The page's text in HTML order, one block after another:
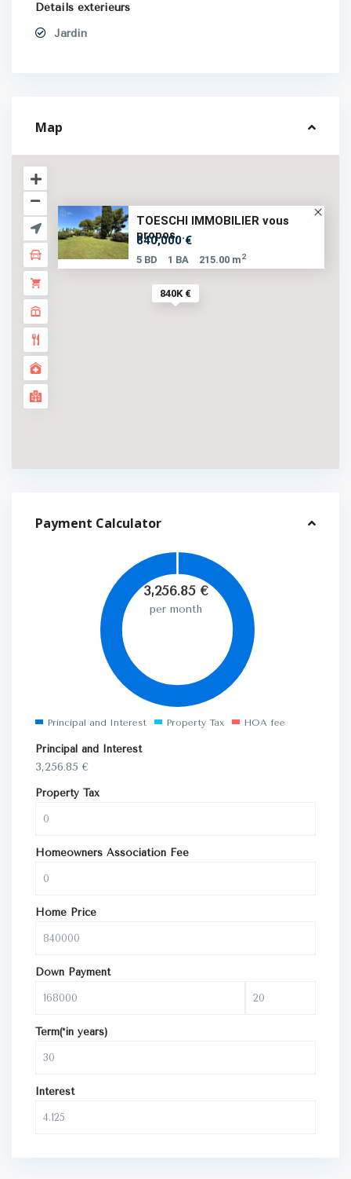
Détails extérieurs
Jardin
Map
840K €
TOESCHI IMMOBILIER vous
propos...
840,000 €
5 BD 1 BA 215.00 m2
Payment Calculator
3,256.85€
per month
Principal and Interest Property Tax HOA fee
Principal and Interest
3,256.85 €
Property Tax
Homeowners Association Fee
Home Price
Down Payment
Term(*in years)
Interest